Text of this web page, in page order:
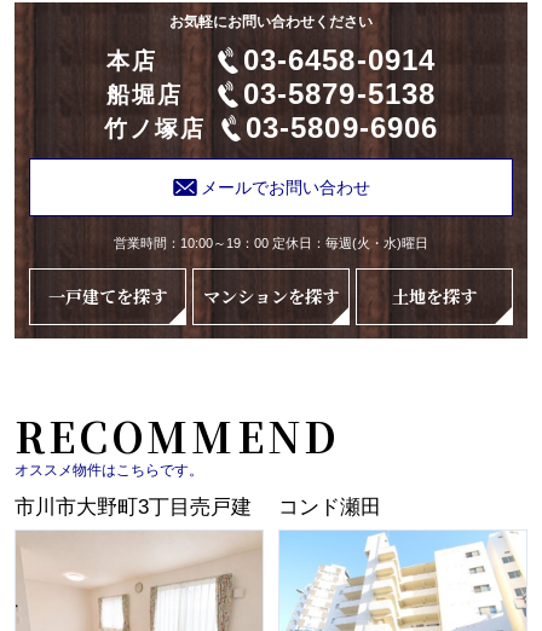
お気軽にお問い合わせください
本店 03-6458-0914
船堀店 03-5879-5138
竹ノ塚店 03-5809-6906
メールでお問い合わせ
営業時間：10:00～19：00 定休日：毎週(火・水)曜日
一戸建てを探す マンションを探す 土地を探す
RECOMMEND
オススメ物件はこちらです。
市川市大野町3丁目売戸建 コンド瀬田